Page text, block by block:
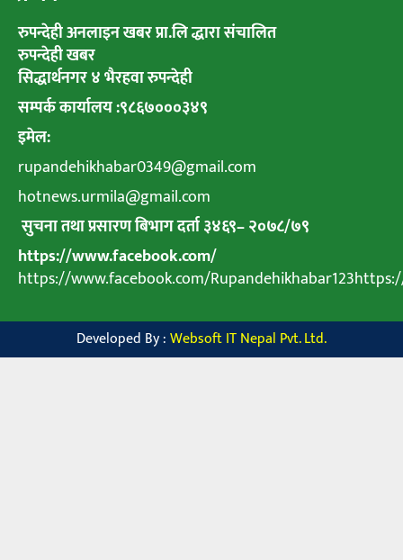
रुपन्देही अनलाइन खबर प्रा.लि द्धारा संचालित
रुपन्देही खबर
सिद्धार्थनगर ४ भैरहवा रुपन्देही
सम्पर्क कार्यालय :९८६७०००३४९
इमेल:
rupandehikhabar0349@gmail.com
hotnews.urmila@gmail.com
सुचना तथा प्रसारण बिभाग दर्ता ३४६९–२०७८/७९
https://www.facebook.com/
https://www.facebook.com/
Developed By :Websoft IT Nepal Pvt. Ltd.